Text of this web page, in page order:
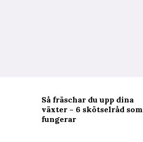
Så fräschar du upp dina
växter – 6 skötselråd som
fungerar